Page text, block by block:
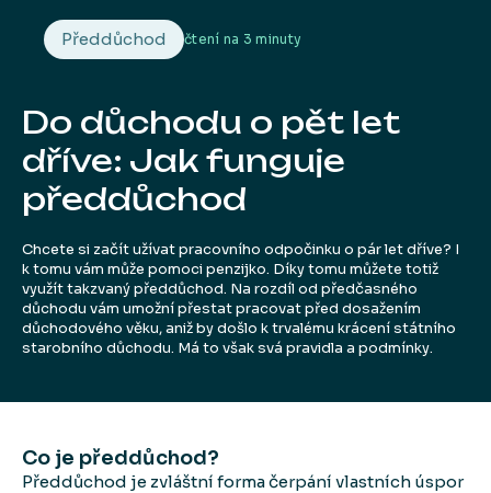
Předdůchod čtení na 3 minuty
Do důchodu o pět let
dříve: Jak funguje
předdůchod
Chcete si začít užívat pracovního odpočinku o pár let dříve? I
k tomu vám může pomoci penzijko. Díky tomu můžete totiž
využít takzvaný předdůchod. Na rozdíl od předčasného
důchodu vám umožní přestat pracovat před dosažením
důchodového věku, aniž by došlo k trvalému krácení státního
starobního důchodu. Má to však svá pravidla a podmínky.
Co je předdůchod?
Předdůchod je zvláštní forma čerpání vlastních úspor